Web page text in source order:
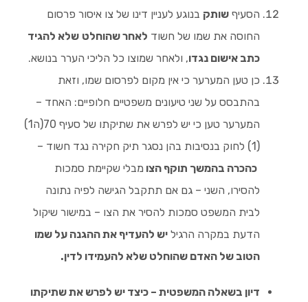
הסעיף שותק בנוגע לעניין דינו של צו איסור פרסום
החוסה את שמו של חשוד לאחר שהוחלט שלא להגיד
כתב אישום נגדו, ולאחר שמוצו כל הליכי הערר בנושא.
כן טען המערער כי אין מקום לפרסום שמו, וזאת
בהתבסס על שני טיעונים משפטיים חלופיים: האחד –
המערער טען כי יש לפרש את שתיקתו של סעיף 70(ה1)
(1) לחוק בנסיבות בהן נסגר תיק חקירה נגד חשוד –
כהכרה בהמשך תוקף הצו מבלי שקיימת סמכות
להסירו, השני – גם אם תתקבל הגישה לפיה נתונה
לבית המשפט סמכות להסיר את הצו – במישור שיקול
הדעת במקרה הרגיל יש להעדיף את ההגנה על שמו
הטוב של האדם שהוחלט שלא להעמידו לדין.
דיון בשאלה המשפטית – כיצד יש לפרש את שתיקתו